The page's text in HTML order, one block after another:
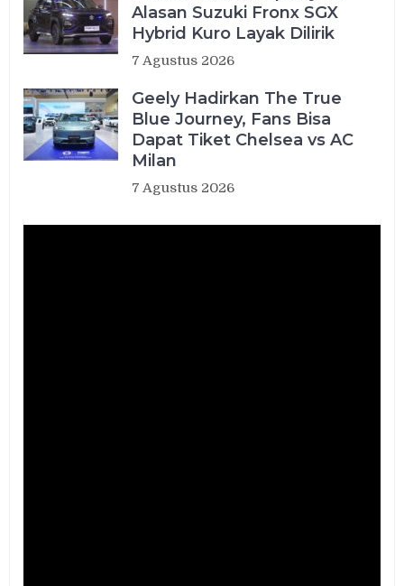
Alasan Suzuki Fronx SGX
Hybrid Kuro Layak Dilirik
7 Agustus 2026
Geely Hadirkan The True
Blue Journey, Fans Bisa
Dapat Tiket Chelsea vs AC
Milan
7 Agustus 2026